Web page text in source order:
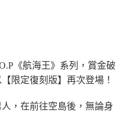
《航海王》系列，賞金破
限定復刻版】再次登場！
，在前往空島後，無論身